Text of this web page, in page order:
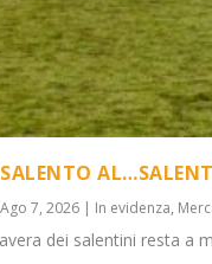
Ago 7, 2026 | In evidenza,
dei salentini resta a